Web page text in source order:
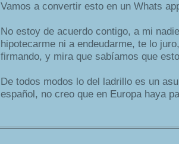
Vamos a convertir esto en un Whats
No estoy de acuerdo contigo, a mi
hipotecarme ni a endeudarme, te lo
firmando, y mira que sabíamos que
De todos modos lo del ladrillo es un
español, no creo que en Europa haya